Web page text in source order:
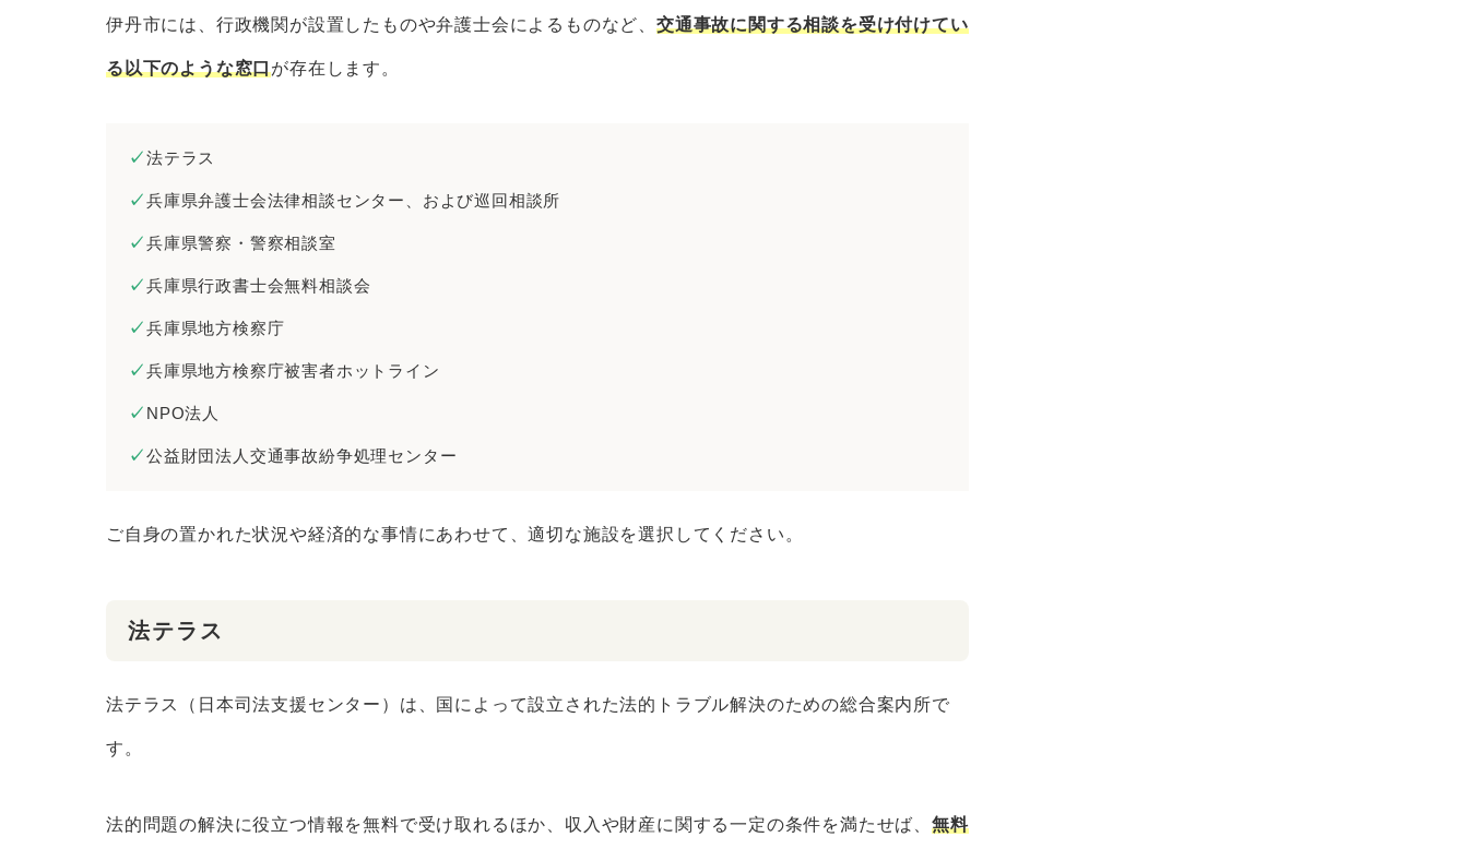
伊丹市には、行政機関が設置したものや弁護士会によるものなど、 交通事故に関する相談を受け付けてい
る以下のような窓口が存在します。
法テラス
兵庫県弁護士会法律相談センター、および巡回相談所
兵庫県警察・警察相談室
兵庫県行政書士会無料相談会
兵庫県地方検察庁
兵庫県地方検察庁被害者ホットライン
NPO法人
公益財団法人交通事故紛争処理センター
ご自身の置かれた状況や経済的な事情にあわせて、適切な施設を選択してください。
法テラス
法テラス（日本司法支援センター）は、国によって設立された法的トラブル解決のための総合案内所で
す。
法的問題の解決に役立つ情報を無料で受け取れるほか、収入や財産に関する一定の条件を満たせば、 無料